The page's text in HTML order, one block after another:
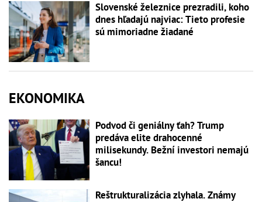
Slovenské železnice prezradili, koho
dnes hľadajú najviac: Tieto profesie
sú mimoriadne žiadané
EKONOMIKA
Podvod či geniálny ťah? Trump
predáva elite drahocenné
milisekundy. Bežní investori nemajú
šancu!
Reštrukturalizácia zlyhala. Známy